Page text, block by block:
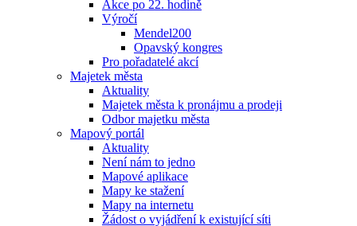
Akce po 22. hodině
Výročí
Mendel200
Opavský kongres
Pro pořadatelé akcí
Majetek města
Aktuality
Majetek města k pronájmu a prodeji
Odbor majetku města
Mapový portál
Aktuality
Není nám to jedno
Mapové aplikace
Mapy ke stažení
Mapy na internetu
Žádost o vyjádření k existující síti